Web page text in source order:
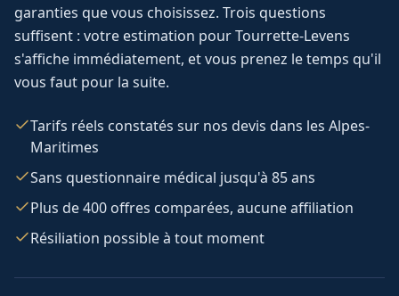
garanties que vous choisissez. Trois questions
suffisent : votre estimation pourTourrette-Levens
s'affiche immédiatement, et vous prenez le temps qu'il
vous faut pour la suite.
Tarifs réels constatés sur nos devis dans les Alpes-
Maritimes
Sans questionnaire médical jusqu'à 85 ans
Plus de 400 offres comparées, aucune affiliation
Résiliation possible à tout moment